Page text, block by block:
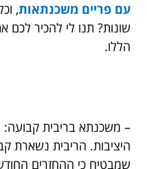
עם פריים משכנתאות,
שונות? תנו לי להכיר
הללו.
– משכנתא בריבית
היציבות. הריבית נשארת
שמבטיח כי ההחזרים